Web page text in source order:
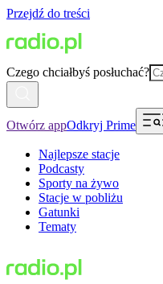
Przejdź do treści
Czego chciałbyś posłuchać?
Otwórz appOdkryj Prime
Najlepsze stacje
Podcasty
Sporty na żywo
Stacje w pobliżu
Gatunki
Tematy